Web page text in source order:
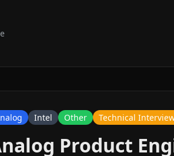
Intel Other Technical
Product